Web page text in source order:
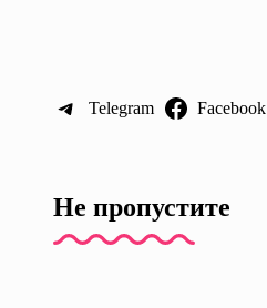
Telegram Facebook
Не пропустите